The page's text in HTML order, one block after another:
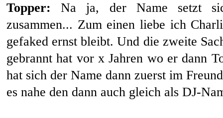
Topper: Na ja, der Name setzt
zusammen... Zum einen liebe ich
gefaked ernst bleibt. Und die zweite
gebrannt hat vor x Jahren wo er dann
hat sich der Name dann zuerst im
es nahe den dann auch gleich als DJ-